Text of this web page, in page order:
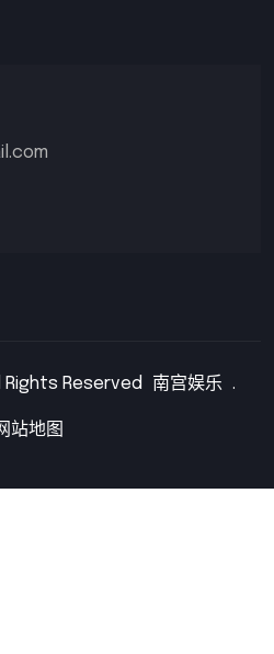
Reserved 南宫娱乐 .
站地图